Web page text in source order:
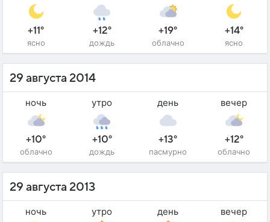
+11°
ясно
+12°
дождь
+19°
облачно
+14°
ясно
29 августа 2014
ночь
+10°
облачно
утро
+10°
дождь
день
+13°
пасмурно
вечер
+12°
облачно
29 августа 2013
ночь утро день вечер